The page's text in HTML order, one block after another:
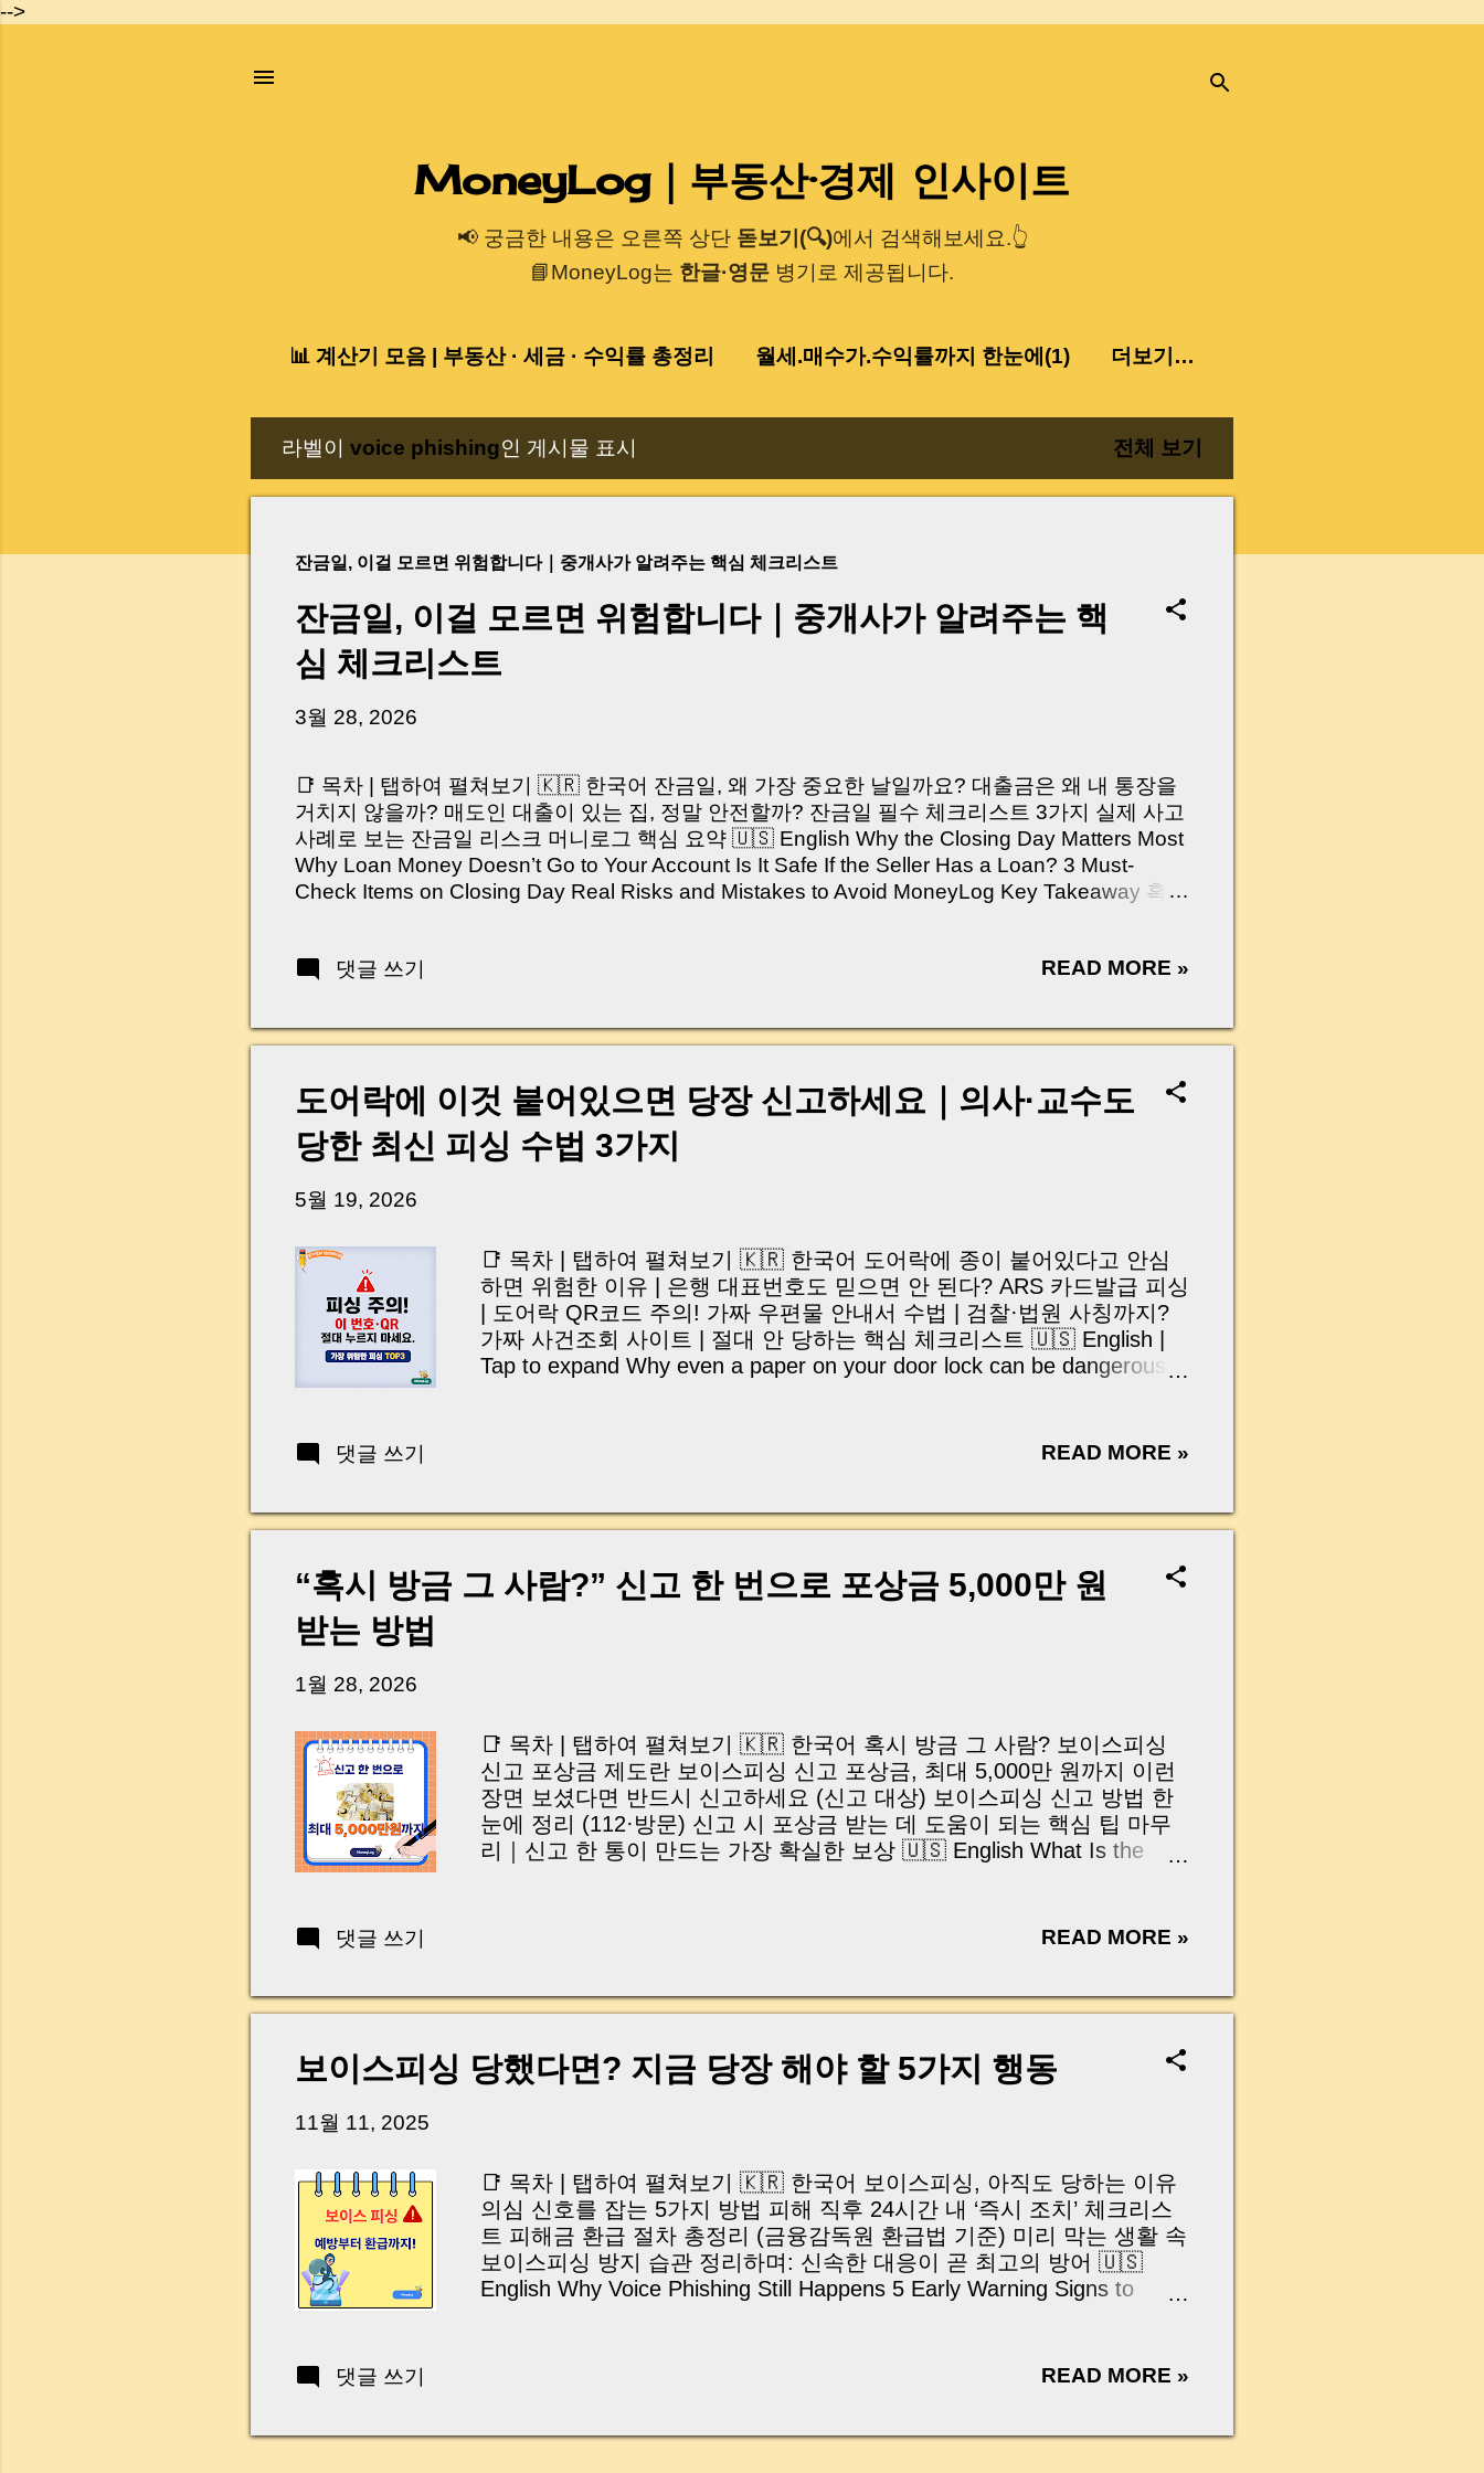
-->
기본 콘텐츠로 건너뛰기
MoneyLog｜부동산·경제 인사이트
📢 궁금한 내용은 오른쪽 상단돋보기(🔍)에서 검색해보세요.👆
📘MoneyLog는 한글·영문 병기로 제공됩니다.
📊 계산기 모음 | 부동산 · 세금 · 수익률 총정리 월세.매수가.수익률까지 한눈에(1) 더보기…
라벨이 voice phishing인 게시물 표시 전체 보기
잔금일, 이걸 모르면 위험합니다｜중개사가 알려주는 핵심 체크리스트
잔금일, 이걸 모르면 위험합니다｜중개사가 알려주는 핵
심 체크리스트
3월 28, 2026
📑 목차 | 탭하여 펼쳐보기 🇰🇷 한국어 잔금일, 왜 가장 중요한 날일까요? 대출금은 왜 내 통장을
거치지 않을까? 매도인 대출이 있는 집, 정말 안전할까? 잔금일 필수 체크리스트 3가지 실제 사고
사례로 보는 잔금일 리스크 머니로그 핵심 요약 🇺🇸 English Why the Closing Day Matters Most
Why Loan Money Doesn’t Go to Your Account Is It Safe If the Seller Has a Loan? 3 Must-
Check Items on Closing Day Real Risks and Mistakes to Avoid MoneyLog Key Takeaway 혹시
억 원이 한 번에 움직이는 가장 긴장되는 순간 입니다. 실제로 제가 중개 현장에서 겪었던 일입니
황이 있었습니다. 또 어떤 분은 이렇게 말씀하십니다. “내 대출인데 왜 내 통장으로 안 들어오죠?”
“매도인이 대출 안 갚고 도망가면 어떡하죠?” 이 모든 불안, 사실은 ‘구조’를 몰라서 생기는 걱정입
꼭 준비해야 하는지 중개 실무 기준으로 아주 쉽게 풀어드리겠습니다. 이 글 하나만 제대로 이해
하시면, 잔금일이 더 이상 두려운 날이 아니라 “내 집을 완성하는 마지막 퍼즐” 이 될 수 있습니다. |
Introduction (Tap to expand) Have you ever thought like this? “Closing day…...
댓글 쓰기 READ MORE »
도어락에 이것 붙어있으면 당장 신고하세요｜의사·교수도
당한 최신 피싱 수법 3가지
5월 19, 2026
📑 목차 | 탭하여 펼쳐보기 🇰🇷 한국어 도어락에 종이 붙어있다고 안심
하면 위험한 이유 | 은행 대표번호도 믿으면 안 된다? ARS 카드발급 피싱
| 도어락 QR코드 주의! 가짜 우편물 안내서 수법 | 검찰·법원 사칭까지?
가짜 사건조회 사이트 | 절대 안 당하는 핵심 체크리스트 🇺🇸 English |
Tap to expand Why even a paper on your door lock can be dangerous |
Anti-phishing survival checklist 안녕하세요, 머니로그(MoneyLog)입니다
마다 "어떻게 저걸 속지?"라는 생각을 했었는데요. 그런데 최근에는 상황
제 은행 대표번호가 휴대폰 화면에 뜨고, 검찰청 홈페이지와 똑같은 가짜
사이트가 등장하며, 심지어 집 현관문 도어락에 붙은 안내문까지 범죄에
리의 무지를 노리는 게 아니라 "깜짝 놀라는 심리"를 노립니다. 오늘은 전
국민이 지금 당장 알아야 하는 최신 피싱...
댓글 쓰기 READ MORE »
“혹시 방금 그 사람?” 신고 한 번으로 포상금 5,000만 원
받는 방법
1월 28, 2026
📑 목차 | 탭하여 펼쳐보기 🇰🇷 한국어 혹시 방금 그 사람? 보이스피싱
신고 포상금 제도란 보이스피싱 신고 포상금, 최대 5,000만 원까지 이런
장면 보셨다면 반드시 신고하세요 (신고 대상) 보이스피싱 신고 방법 한
눈에 정리 (112·방문) 신고 시 포상금 받는 데 도움이 되는 핵심 팁 마무
리｜신고 한 통이 만드는 가장 확실한 보상 🇺🇸 English What Is the
How to Report Voice Phishing (112 or Police Visit) Tips That Increase
의 누군가가 길 한복판에서 현금 봉투를 건네받고, 주변을 두리번거리며
도 괜히 오해할까 봐, 괜히 일에 휘말릴까 봐 그냥 지나친 적 있으실 겁니
다. 그런데 이제는 상황이 달라졌습니다. 그 ‘지나침’ 하나가 최대 5,000
화 했습니다. 단순 제보가 아니라, 실제 검거에 도...
댓글 쓰기 READ MORE »
보이스피싱 당했다면? 지금 당장 해야 할 5가지 행동
11월 11, 2025
📑 목차 | 탭하여 펼쳐보기 🇰🇷 한국어 보이스피싱, 아직도 당하는 이유
의심 신호를 잡는 5가지 방법 피해 직후 24시간 내 ‘즉시 조치’ 체크리스
트 피해금 환급 절차 총정리 (금융감독원 환급법 기준) 미리 막는 생활 속
보이스피싱 방지 습관 정리하며: 신속한 대응이 곧 최고의 방어 🇺🇸
English Why Voice Phishing Still Happens 5 Early Warning Signs to
Conclusion: Fast Action Is the Best Protection | 보이스피싱, 아직도 남의
고 있습니다. 심지어 ' 통장묶기' 처럼 전혀 모르는 사람의 돈이 들어왔
댓글 쓰기 READ MORE »